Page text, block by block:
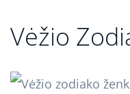
Vėžio